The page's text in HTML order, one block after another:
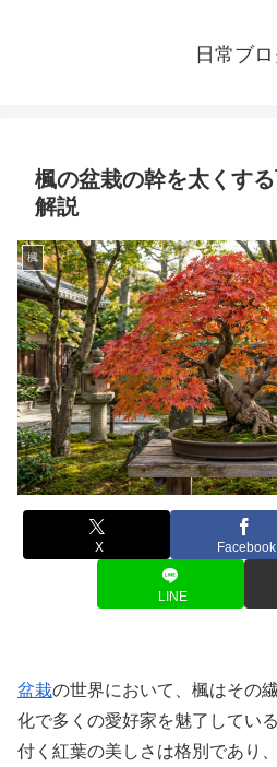
日常ブ
楓の盆栽の幹を太くす
解説
楓
X Facebook
LINE
盆栽の世界において、楓はその
化で多くの愛好家を魅了してい
付く紅葉の美しさは格別であり